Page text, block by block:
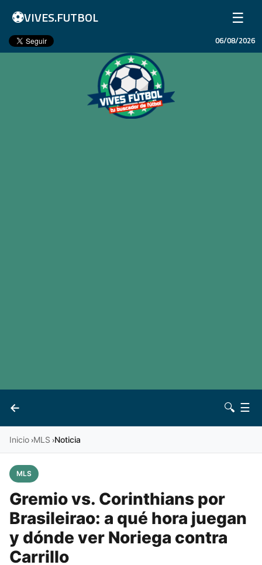
⚽VIVES.FUTBOL ☰
Inicio
06/08/2026
←
Vives 🔍 ☰
Inicio ›MLS ›Noticia
MLS
Gremio vs. Corinthians por
Brasileirao: a qué hora juegan
y dónde ver Noriega contra
Carrillo